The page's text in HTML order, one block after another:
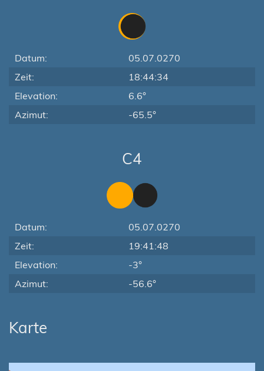
Datum:
05.07.0270
Zeit:
18:44:34
Elevation:
6.6°
Azimut:
-65.5°
C4
Datum:
05.07.0270
Zeit:
19:41:48
Elevation:
-3°
Azimut:
-56.6°
Karte